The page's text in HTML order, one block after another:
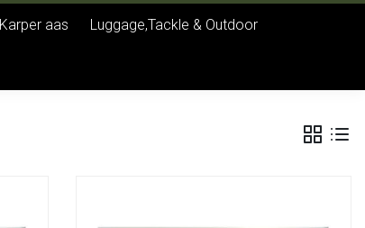
Karper aas Luggage,Tackle & Outdoor